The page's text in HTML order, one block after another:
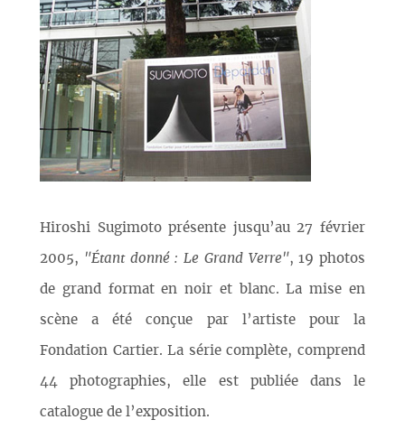
Hiroshi Sugimoto présente jusqu’au 27 février
2005, "Étant donné : Le Grand Verre", 19 photos
de grand format en noir et blanc. La mise en
scène a été conçue par l’artiste pour la
Fondation Cartier. La série complète, comprend
44 photographies, elle est publiée dans le
catalogue de l’exposition.